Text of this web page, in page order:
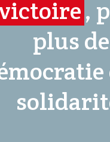
,
plus de